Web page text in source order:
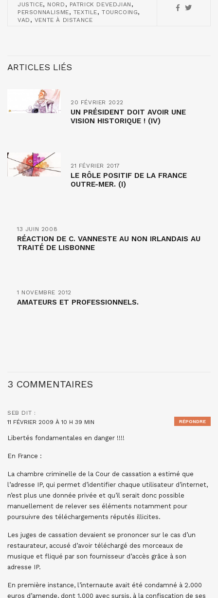
JUSTICE, NORD , PATRICK DEVEDJIAN ,
PERSONNALISME, TEXTILE,TOURCOING,
VAD , VENTE À DISTANCE
ARTICLES LIÉS
20 FÉVRIER 2022
UN PRÉSIDENT DOIT AVOIR UNE
VISION HISTORIQUE ! (IV)
21 FÉVRIER 2017
LE RÔLE POSITIF DE LA FRANCE
OUTRE-MER. (I)
13 JUIN 2008
RÉACTION DE C. VANNESTE AU NON IRLANDAIS AU
TRAITÉ DE LISBONNE
1 NOVEMBRE 2012
AMATEURS ET PROFESSIONNELS.
3 COMMENTAIRES
SEB DIT :
11 FÉVRIER 2009 À 10 H 39 MIN
Libertés fondamentales en danger !!!!
En France :
La chambre criminelle de la Cour de cassation a estimé que
l’adresse IP, qui permet d’identifier chaque utilisateur d’internet,
n’est plus une donnée privée et qu’il serait donc possible
manuellement de relever ses éléments notamment pour
poursuivre des téléchargements réputés illicites.
Les juges de cassation devaient se prononcer sur le cas d’un
restaurateur, accusé d’avoir téléchargé des morceaux de
musique et fliqué par son fournisseur d’accès grâce à son
adresse IP.
En première instance, l’internaute avait été condamné à 2.000
euros d’amende, dont 1.000 avec sursis, à la confiscation de ses
RÉPONDRE